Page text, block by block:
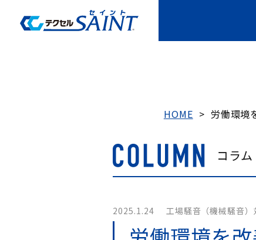
HOME > 労働環境
コラム
2025.1.24 工場騒音（機械騒音）